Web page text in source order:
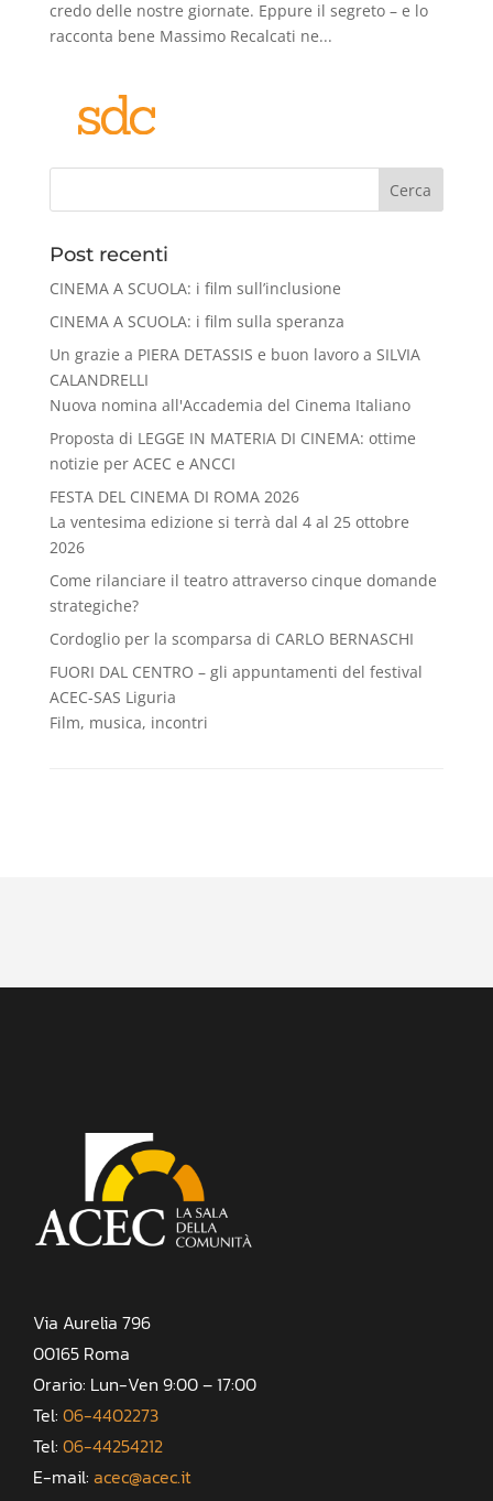
credo delle nostre giornate. Eppure il segreto – e lo
racconta bene Massimo Recalcati ne...
Cerca
Post recenti
CINEMA A SCUOLA: i film sull’inclusione
CINEMA A SCUOLA: i film sulla speranza
Un grazie a PIERA DETASSIS e buon lavoro a SILVIA
CALANDRELLI
Nuova nomina all'Accademia del Cinema Italiano
Proposta di LEGGE IN MATERIA DI CINEMA: ottime
notizie per ACEC e ANCCI
FESTA DEL CINEMA DI ROMA 2026
La ventesima edizione si terrà dal 4 al 25 ottobre
2026
Come rilanciare il teatro attraverso cinque domande
strategiche?
Cordoglio per la scomparsa di CARLO BERNASCHI
FUORI DAL CENTRO – gli appuntamenti del festival
ACEC-SAS Liguria
Film, musica, incontri
Via Aurelia 796
00165 Roma
Orario: Lun-Ven 9:00 – 17:00
Tel: 06-4402273
Tel: 06-44254212
E-mail: acec@acec.it